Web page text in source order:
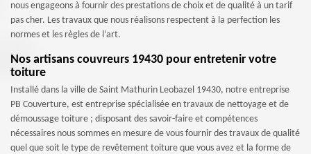
nous engageons à fournir des prestations de choix et de qualité à un tarif
pas cher. Les travaux que nous réalisons respectent à la perfection les
normes et les règles de l’art.
Nos artisans couvreurs 19430 pour entretenir votre
toiture
Installé dans la ville de Saint Mathurin Leobazel 19430, notre entreprise
PB Couverture, est entreprise spécialisée en travaux de nettoyage et de
démoussage toiture ; disposant des savoir-faire et compétences
nécessaires nous sommes en mesure de vous fournir des travaux de qualité
quel que soit le type de revêtement toiture que vous avez et la forme de